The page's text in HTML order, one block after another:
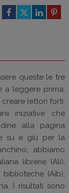
queste le tre
a leggere prima,
lettori forti;
iniziative che
alla pagina
su e giù per la
abbiamo
librerie (Ali),
biblioteche (Aib),
I risultati sono